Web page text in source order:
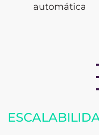
automática